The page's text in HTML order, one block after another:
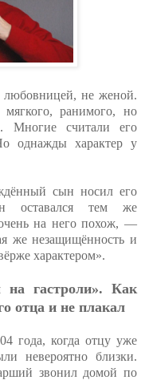
любовницей, не женой.
ранимого, но
Многие считали его
однажды характер у
сын носил его
оставался тем же
на него похож, —
же незащищённость и
характером».
на гастроли». Как
отца и не плакал
года, когда отцу уже
невероятно близки.
звонил домой по